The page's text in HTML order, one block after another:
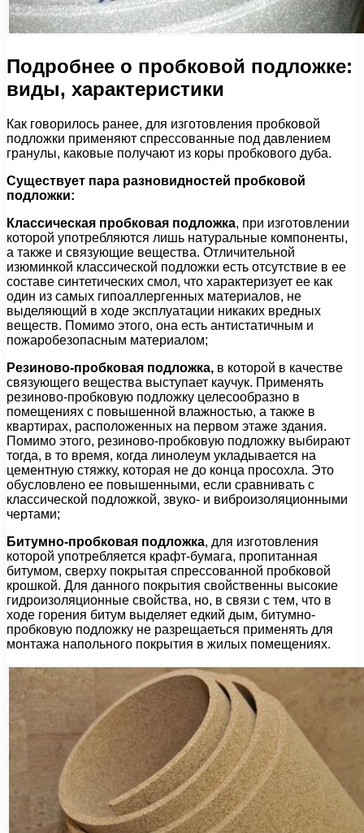
Подробнее о пробковой подложке:
виды, характеристики
Как говорилось ранее, для изготовления пробковой
подложки применяют спрессованные под давлением
гранулы, каковые получают из коры пробкового дуба.
Существует пара разновидностей пробковой
подложки:
Классическая пробковая подложка, при изготовлении
которой употребляются лишь натуральные компоненты,
а также и связующие вещества. Отличительной
изюминкой классической подложки есть отсутствие в ее
составе синтетических смол, что характеризует ее как
один из самых гипоаллергенных материалов, не
выделяющий в ходе эксплуатации никаких вредных
веществ. Помимо этого, она есть антистатичным и
пожаробезопасным материалом;
Резиново-пробковая подложка, в которой в качестве
связующего вещества выступает каучук. Применять
резиново-пробковую подложку целесообразно в
помещениях с повышенной влажностью, а также в
квартирах, расположенных на первом этаже здания.
Помимо этого, резиново-пробковую подложку выбирают
тогда, в то время, когда линолеум укладывается на
цементную стяжку, которая не до конца просохла. Это
обусловлено ее повышенными, если сравнивать с
классической подложкой, звуко- и виброизоляционными
чертами;
Битумно-пробковая подложка, для изготовления
которой употребляется крафт-бумага, пропитанная
битумом, сверху покрытая спрессованной пробковой
крошкой. Для данного покрытия свойственны высокие
гидроизоляционные свойства, но, в связи с тем, что в
ходе горения битум выделяет едкий дым, битумно-
пробковую подложку не разрещаеться применять для
монтажа напольного покрытия в жилых помещениях.